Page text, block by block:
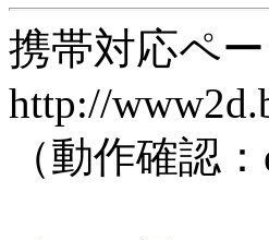
携帯対応ペ
http://
（動作確認